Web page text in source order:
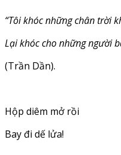
“Tôi khóc những chân trời
Lại khóc cho nhữngngười
(Trần Dần).
Hộp diêm mở rồi
Bay đi dế lửa!